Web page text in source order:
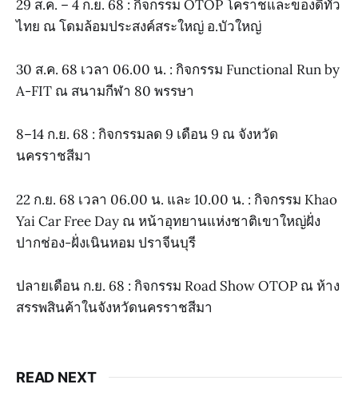
29 ส.ค. – 4 ก.ย. 68 : กิจกรรม OTOP โคราชและของดีทั่ว
ไทย ณ โดมล้อมประสงค์สระใหญ่ อ.บัวใหญ่
30 ส.ค. 68 เวลา 06.00 น. : กิจกรรม Functional Run by
A-FIT ณ สนามกีฬา 80 พรรษา
8–14 ก.ย. 68 : กิจกรรมลด 9 เดือน 9 ณ จังหวัด
นครราชสีมา
22 ก.ย. 68 เวลา 06.00 น. และ 10.00 น. : กิจกรรม Khao
Yai Car Free Day ณ หน้าอุทยานแห่งชาติเขาใหญ่ฝั่ง
ปากช่อง-ฝั่งเนินหอม ปราจีนบุรี
ปลายเดือน ก.ย. 68 : กิจกรรม Road Show OTOP ณ ห้าง
สรรพสินค้าในจังหวัดนครราชสีมา
READ NEXT